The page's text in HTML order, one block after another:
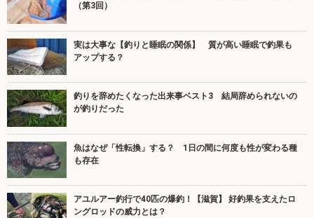
（第3回）
実は大事な【釣りと睡眠の関係】 質が高い睡眠で釣果も
アップする？
釣りを辞めたくなった出来事ベスト3 結局辞められないの
が釣りだった
魚はなぜ「性転換」する？ 1日の間に何度も性が変わる種
も存在
アユルアー釣行で40匹の爆釣！【滋賀】 好釣果を支えたロ
ングロッドの威力とは？